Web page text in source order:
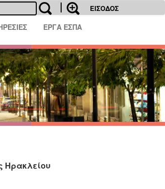
ΕΙΣΟΔΟΣ
ΕΡΓΑ ΕΣΠΑ
Ηρακλείου